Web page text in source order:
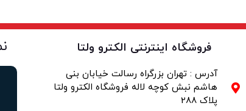
فروشگاه اینترنتی الکترو ولتا
آدرس : تهران بزرگراه رسالت خیابان بنی
هاشم نبش کوچه لاله فروشگاه الکترو ولتا
پلاک 288